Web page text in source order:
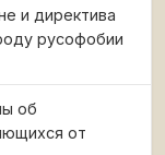
и директива
русофобии
об
от